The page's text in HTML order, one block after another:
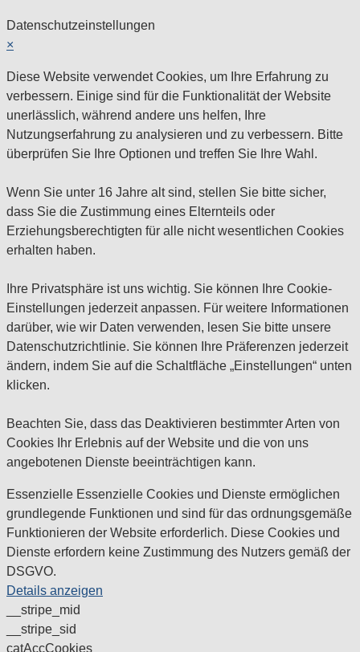
Datenschutzeinstellungen
×
Diese Website verwendet Cookies, um Ihre Erfahrung zu
verbessern. Einige sind für die Funktionalität der Website
unerlässlich, während andere uns helfen, Ihre
Nutzungserfahrung zu analysieren und zu verbessern. Bitte
überprüfen Sie Ihre Optionen und treffen Sie Ihre Wahl.
Wenn Sie unter 16 Jahre alt sind, stellen Sie bitte sicher,
dass Sie die Zustimmung eines Elternteils oder
Erziehungsberechtigten für alle nicht wesentlichen Cookies
erhalten haben.
Ihre Privatsphäre ist uns wichtig. Sie können Ihre Cookie-
Einstellungen jederzeit anpassen. Für weitere Informationen
darüber, wie wir Daten verwenden, lesen Sie bitte unsere
Datenschutzrichtlinie. Sie können Ihre Präferenzen jederzeit
ändern, indem Sie auf die Schaltfläche „Einstellungen“ unten
klicken.
Beachten Sie, dass das Deaktivieren bestimmter Arten von
Cookies Ihr Erlebnis auf der Website und die von uns
angebotenen Dienste beeinträchtigen kann.
Essenzielle Essenzielle Cookies und Dienste ermöglichen
grundlegende Funktionen und sind für das ordnungsgemäße
Funktionieren der Website erforderlich. Diese Cookies und
Dienste erfordern keine Zustimmung des Nutzers gemäß der
DSGVO.
Details anzeigen
__stripe_mid
__stripe_sid
catAccCookies